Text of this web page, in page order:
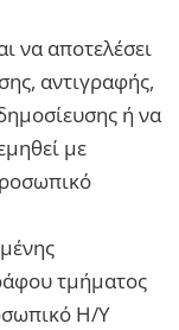
να αποτελέσει
αντιγραφής,
ή να
με
τμήματος
Η/Υ